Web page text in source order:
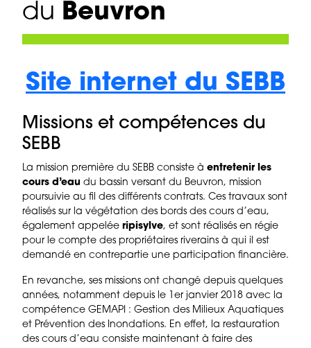
du Beuvron
Site internet du SEBB
Missions et compétences du
SEBB
La mission première du SEBB consiste à entretenir les
cours d’eau du bassin versant du Beuvron, mission
poursuivie au fil des différents contrats. Ces travaux sont
réalisés sur la végétation des bords des cours d’eau,
également appelée ripisylve, et sont réalisés en régie
pour le compte des propriétaires riverains à qui il est
demandé en contrepartie une participation financière.
En revanche, ses missions ont changé depuis quelques
années, notamment depuis le 1er janvier 2018 avec la
compétence GEMAPI : Gestion des Milieux Aquatiques
et Prévention des Inondations. En effet, la restauration
des cours d’eau consiste maintenant à faire des